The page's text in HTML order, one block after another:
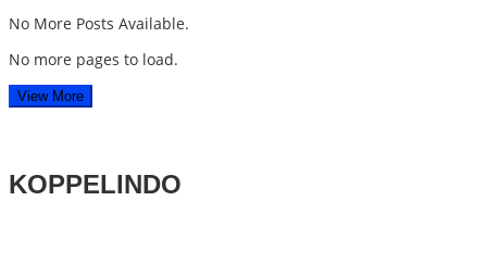
No More Posts Available.
No more pages to load.
View More
KOPPELINDO